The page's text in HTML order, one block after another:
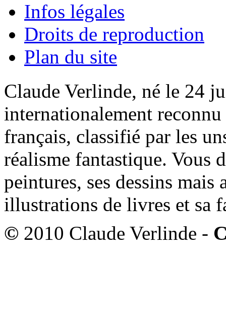
Infos légales
Droits de reproduction
Plan du site
Claude Verlinde, né le 24
internationalement
français, classifié par les
réalisme fantastique. Vous
peintures, ses dessins mais
illustrations de livres et sa
© 2010 Claude Verlinde -